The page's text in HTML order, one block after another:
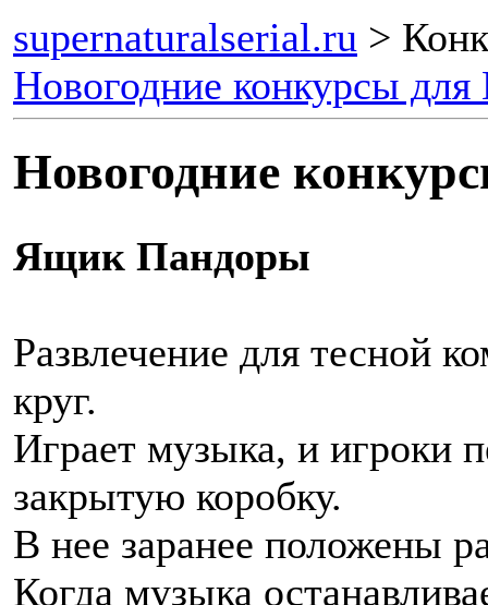
supernaturalserial.ru >
Новогодние конкурсы
Новогодние
Ящик Пандоры
Развлечение для тесной
круг.
Играет музыка, и игроки
закрытую коробку.
В нее заранее положены
Когда музыка